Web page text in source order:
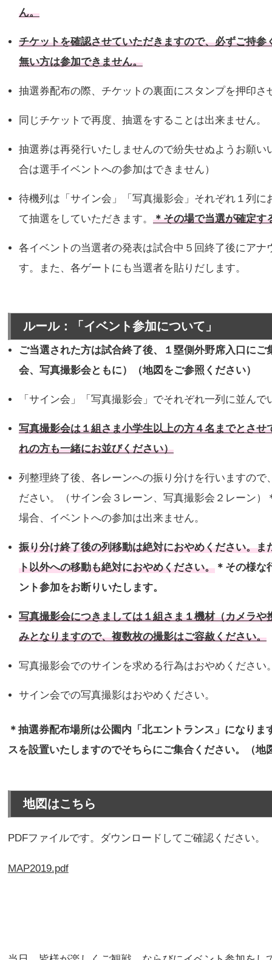
ん。
チケットを確認させていただきますので、必ずご持参
無い方は参加できません。
抽選券配布の際、チケットの裏面にスタンプを押印さ
同じチケットで再度、抽選をすることは出来ません。
抽選券は再発行いたしませんので紛失せぬようお願い
合は選手イベントへの参加はできません）
待機列は「サイン会」「写真撮影会」それぞれ１列に
て抽選をしていただきます。 ＊その場で当選が確定す
各イベントの当選者の発表は試合中５回終了後にアナ
す。また、各ゲートにも当選者を貼りだします。
ルール：「イベント参加について」
ご当選された方は試合終了後、１塁側外野席入口にご
会、写真撮影会ともに）（地図をご参照ください）
「サイン会」「写真撮影会」でそれぞれ一列に並んで
写真撮影会は１組さま小学生以上の方４名までとさせ
れの方も一緒にお並びください）
列整理終了後、各レーンへの振り分けを行いますので
ださい。（サイン会３レーン、写真撮影会２レーン）
場合、イベントへの参加は出来ません。
振り分け終了後の列移動は絶対におやめください。ま
ト以外への移動も絶対におやめください。＊その様な
ント参加をお断りいたします。
写真撮影会につきましては１組さま１機材（カメラや
みとなりますので、複数枚の撮影はご容赦ください。
写真撮影会でのサインを求める行為はおやめください
サイン会での写真撮影はおやめください。
＊抽選券配布場所は公園内「北エントランス」になりま
スを設置いたしますのでそちらにご集合ください。（地
地図はこちら
PDFファイルです。ダウンロードしてご確認ください。
MAP2019.pdf